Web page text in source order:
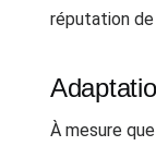
réputation
À mesure